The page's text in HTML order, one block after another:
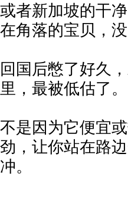
或者新加坡的干
在角落的宝贝，
回国后憋了好久
里，最被低估了。
不是因为它便宜
劲，让你站在路
冲。